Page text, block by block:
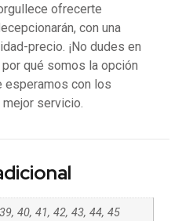
ofrecerte
con una
precio. ¡No dudes en
qué somos la opción
esperamos con los
servicio.
39, 40, 41, 42, 43, 44, 45